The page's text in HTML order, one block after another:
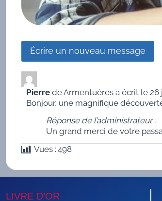
Pierre deArmentuères a écrit le26
Bonjour, une magnifique
Réponse de l’administrateur :
Un grand merci de votre
Vues : 498
LIVRE D’OR